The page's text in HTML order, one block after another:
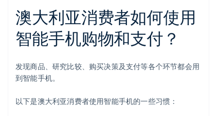
澳大利亚消费者如何使用
智能手机购物和支付？
发现商品、研究比较、购买决策及支付等各个环节都会用
到智能手机。
以下是澳大利亚消费者使用智能手机的一些习惯：